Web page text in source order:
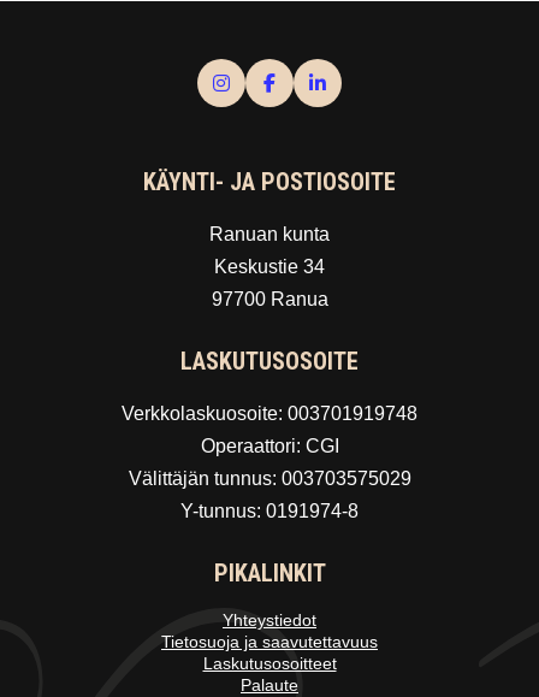
KÄYNTI- JA POSTIOSOITE
Ranuan kunta
Keskustie 34
97700 Ranua
LASKUTUSOSOITE
Verkkolaskuosoite: 003701919748
Operaattori: CGI
Välittäjän tunnus: 003703575029
Y-tunnus: 0191974-8
PIKALINKIT
Yhteystiedot
Tietosuoja ja saavutettavuus
Laskutusosoitteet
Palaute